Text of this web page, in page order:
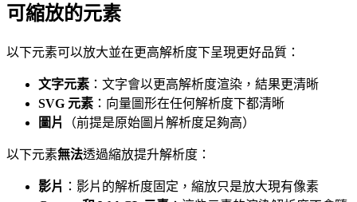
可縮放的元素
以下元素可以放大並在更高解析度下呈現更好品質：
文字元素 ：文字會以更高解析度渲染，結果更清晰
SVG 元素 ：向量圖形在任何解析度下都清晰
圖片
（前提是原始圖片解析度足夠高）
以下元素無法透過縮放提升解析度：
影片 ：影片的解析度固定，縮放只是放大現有像素